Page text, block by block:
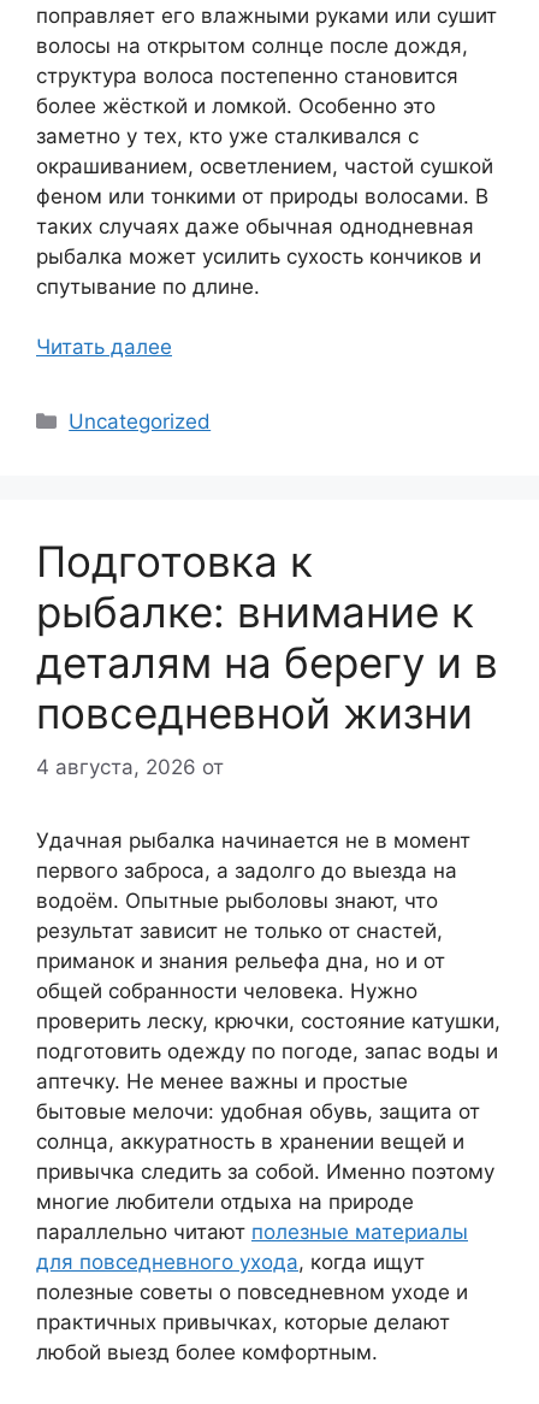
поправляет его влажными руками или сушит
волосы на открытом солнце после дождя,
структура волоса постепенно становится
более жёсткой и ломкой. Особенно это
заметно у тех, кто уже сталкивался с
окрашиванием, осветлением, частой сушкой
феном или тонкими от природы волосами. В
таких случаях даже обычная однодневная
рыбалка может усилить сухость кончиков и
спутывание по длине.
Читать далее
Рубрики
Uncategorized
Подготовка к
рыбалке: внимание к
деталям на берегу и в
повседневной жизни
4 августа, 2026 от
Удачная рыбалка начинается не в момент
первого заброса, а задолго до выезда на
водоём. Опытные рыболовы знают, что
результат зависит не только от снастей,
приманок и знания рельефа дна, но и от
общей собранности человека. Нужно
проверить леску, крючки, состояние катушки,
подготовить одежду по погоде, запас воды и
аптечку. Не менее важны и простые
бытовые мелочи: удобная обувь, защита от
солнца, аккуратность в хранении вещей и
привычка следить за собой. Именно поэтому
многие любители отдыха на природе
параллельно читают полезные материалы
для повседневного ухода, когда ищут
полезные советы о повседневном уходе и
практичных привычках, которые делают
любой выезд более комфортным.